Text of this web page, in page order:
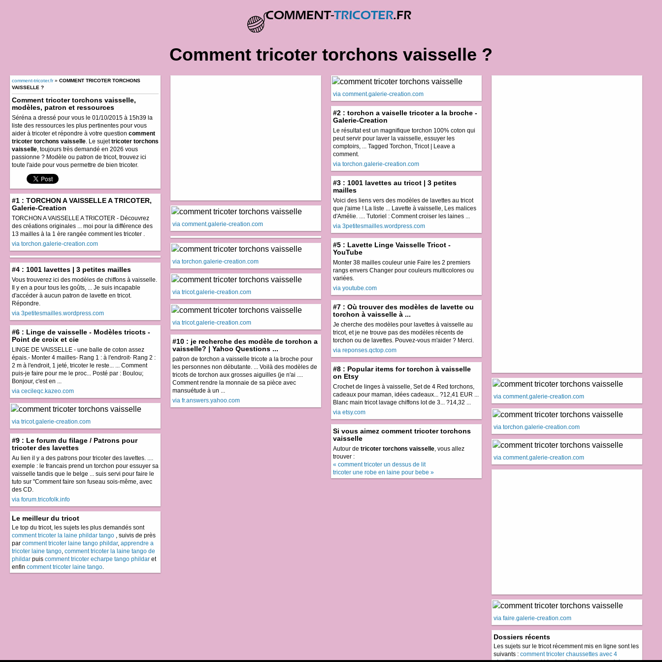
Comment tricoter torchons vaisselle ?
comment-tricoter.fr» COMMENT TRICOTER TORCHONS
VAISSELLE ?
Comment tricoter torchons vaisselle,
modèles, patron et ressources
Séréna a dressé pour vous le 01/10/2015 à 15h39 la
liste des ressources les plus pertinentes pour vous
aider à tricoter et répondre à votre question comment
tricoter torchons vaisselle. Le sujettricoter torchons
vaisselle, toujours très demandé en 2026 vous
passionne ? Modèle ou patron de tricot, trouvez ici
toute l'aide pour vous permettre de bien tricoter.
#1 : TORCHON A VAISSELLE A TRICOTER,
Galerie-Creation
TORCHON A VAISSELLE A TRICOTER - Découvrez
des créations originales ... moi pour la différence des
13 mailles à la 1 ère rangée comment les tricoter .
via torchon.galerie-creation.com
#4 : 1001 lavettes | 3 petites mailles
Vous trouverez ici des modèles de chiffons à vaisselle.
Il y en a pour tous les goûts, ... Je suis incapable
d'accéder à aucun patron de lavette en tricot.
Répondre.
via 3petitesmailles.wordpress.com
#6 : Linge de vaisselle - Modèles tricots -
Point de croix et cie
LINGE DE VAISSELLE - une balle de coton assez
épais.- Monter 4 mailles- Rang 1 : à l'endroit- Rang 2 :
2 m à l'endroit, 1 jeté, tricoter le reste... ... Comment
puis-je faire pour me le proc... Posté par : Boulou;
Bonjour, c'est en ...
via cecileqc.kazeo.com
via tricot.galerie-creation.com
#9 : Le forum du filage / Patrons pour
tricoter des lavettes
Au lien il y a des patrons pour tricoter des lavettes. ....
exemple : le francais prend un torchon pour essuyer sa
vaisselle tandis que le belge ... suis servi pour faire le
tuto sur "Comment faire son fuseau sois-même, avec
des CD.
via forum.tricofolk.info
Le meilleur du tricot
Le top du tricot, les sujets les plus demandés sont
comment tricoter la laine phildar tango , suivis de près
par comment tricoter laine tango phildar, apprendre a
tricoter laine tango, comment tricoter la laine tango de
phildar puis comment tricoter echarpe tango phildar et
enfin comment tricoter laine tango.
via comment.galerie-creation.com
via torchon.galerie-creation.com
via tricot.galerie-creation.com
via tricot.galerie-creation.com
#10 : je recherche des modèle de torchon a
vaisselle? | Yahoo Questions ...
patron de torchon a vaisselle tricote a la broche pour
les personnes non débutante. ... Voilà des modèles de
tricots de torchon aux grosses aiguilles (je n'ai ....
Comment rendre la monnaie de sa pièce avec
mansuétude à un ...
via fr.answers.yahoo.com
via comment.galerie-creation.com
#2 : torchon a vaiselle tricoter a la broche -
Galerie-Creation
Le résultat est un magnifique torchon 100% coton qui
peut servir pour laver la vaisselle, essuyer les
comptoirs, ... Tagged Torchon, Tricot | Leave a
comment.
via torchon.galerie-creation.com
#3 : 1001 lavettes au tricot | 3 petites
mailles
Voici des liens vers des modèles de lavettes au tricot
que j'aime ! La liste ... Lavette à vaisselle, Les malices
d'Amélie. .... Tutoriel : Comment croiser les laines ...
via 3petitesmailles.wordpress.com
#5 : Lavette Linge Vaisselle Tricot -
YouTube
Monter 38 mailles couleur unie Faire les 2 premiers
rangs envers Changer pour couleurs multicolores ou
variées.
via youtube.com
#7 : Où trouver des modèles de lavette ou
torchon à vaisselle à ...
Je cherche des modèles pour lavettes à vaisselle au
tricot, et je ne trouve pas des modèles récents de
torchon ou de lavettes. Pouvez-vous m'aider ? Merci.
via reponses.qctop.com
#8 : Popular items for torchon à vaisselle
on Etsy
Crochet de linges à vaisselle, Set de 4 Red torchons,
cadeaux pour maman, idées cadeaux... ?12,41 EUR ...
Blanc main tricot lavage chiffons lot de 3... ?14,32 ...
via etsy.com
Si vous aimez comment tricoter torchons
vaisselle
Autour de tricoter torchons vaisselle, vous allez
trouver :
« comment tricoter un dessus de lit
tricoter une robe en laine pour bebe »
via comment.galerie-creation.com
via torchon.galerie-creation.com
via comment.galerie-creation.com
via faire.galerie-creation.com
Dossiers récents
Les sujets sur le tricot récemment mis en ligne sont les
suivants : comment tricoter chaussettes avec 4